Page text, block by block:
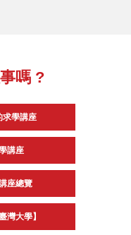
嗎 ?
求學講座
講座
座總覽
灣大學】